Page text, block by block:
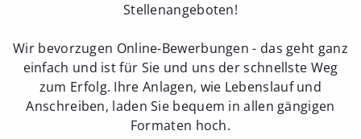
Stellenangeboten!
Wir bevorzugen Online-Bewerbungen - das geht ganz
einfach und ist für Sie und uns der schnellste Weg
zum Erfolg. Ihre Anlagen, wie Lebenslauf und
Anschreiben, laden Sie bequem in allen gängigen
Formaten hoch.